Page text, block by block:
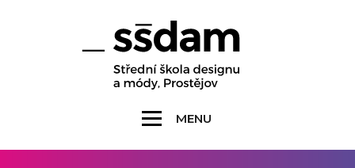
MENU